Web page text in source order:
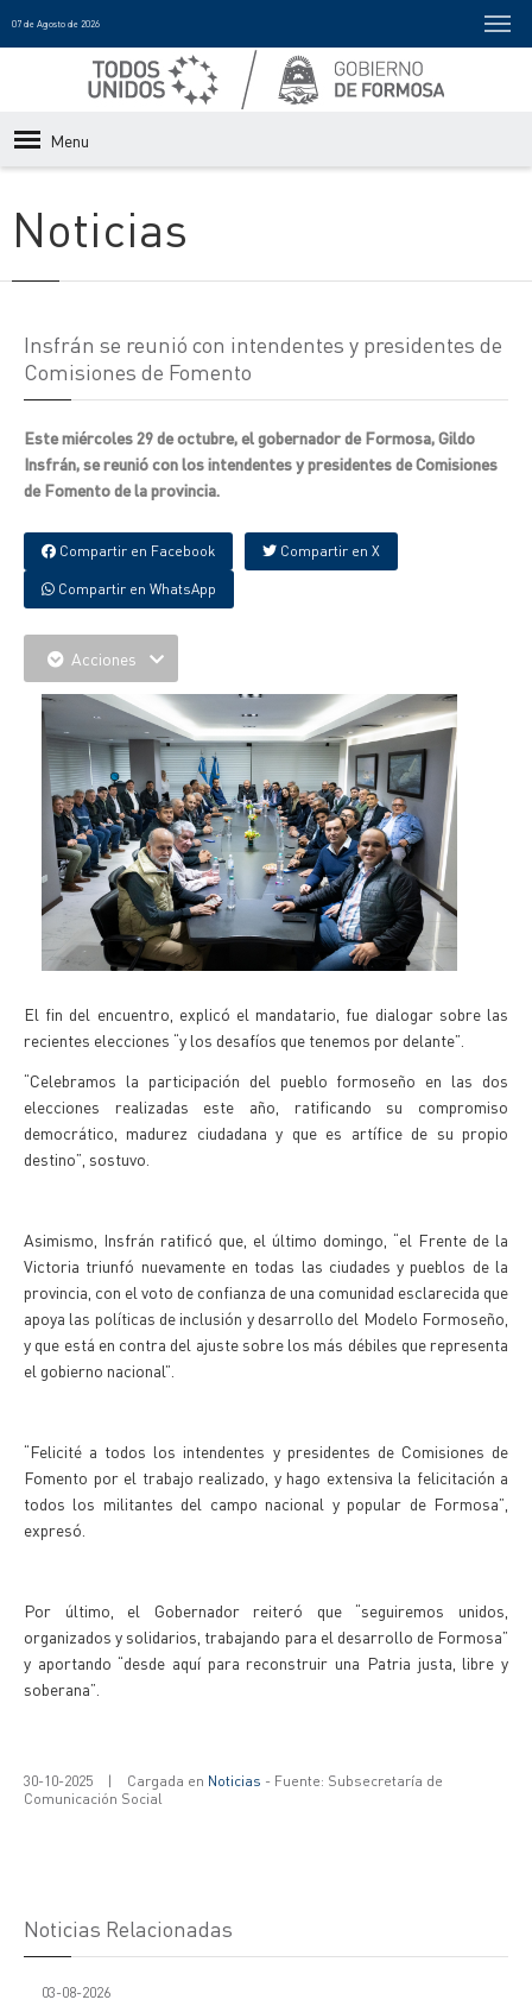
07 de Agosto de 2026
Menu
Noticias
Insfrán se reunió con intendentes y presidentes de
Comisiones de Fomento
Este miércoles 29 de octubre, el gobernador de Formosa, Gildo
Insfrán, se reunió con los intendentes y presidentes de Comisiones
de Fomento de la provincia.
Compartir en Facebook Compartir en X
Compartir en WhatsApp
Acciones
El fin del encuentro, explicó el mandatario, fue dialogar sobre las
recientes elecciones “y los desafíos que tenemos por delante”.
“Celebramos la participación del pueblo formoseño en las dos
elecciones realizadas este año, ratificando su compromiso
democrático, madurez ciudadana y que es artífice de su propio
destino”, sostuvo.
Asimismo, Insfrán ratificó que, el último domingo, “el Frente de la
Victoria triunfó nuevamente en todas las ciudades y pueblos de la
provincia, con el voto de confianza de una comunidad esclarecida que
apoya las políticas de inclusión y desarrollo del Modelo Formoseño,
y que está en contra del ajuste sobre los más débiles que representa
el gobierno nacional”.
“Felicité a todos los intendentes y presidentes de Comisiones de
Fomento por el trabajo realizado, y hago extensiva la felicitación a
todos los militantes del campo nacional y popular de Formosa”,
expresó.
Por último, el Gobernador reiteró que “seguiremos unidos,
organizados y solidarios, trabajando para el desarrollo de Formosa”
y aportando “desde aquí para reconstruir una Patria justa, libre y
soberana”.
30-10-2025 | Cargada en Noticias - Fuente: Subsecretaría de
Comunicación Social
Noticias Relacionadas
03-08-2026